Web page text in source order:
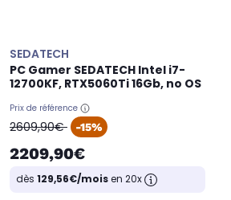
SEDATECH
PC Gamer SEDATECH Intel i7-
12700KF, RTX5060Ti 16Gb, no OS
Prix de référence
oldPrice
2609,90€ -15%
2209,90€
dès 129,56€/moisen 20x